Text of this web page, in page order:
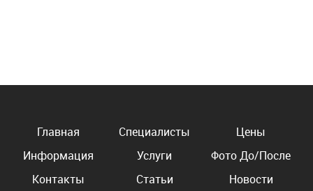
Главная Специалисты
Цены
Информация
Услуги
Фото До/После
Контакты
Статьи
Новости